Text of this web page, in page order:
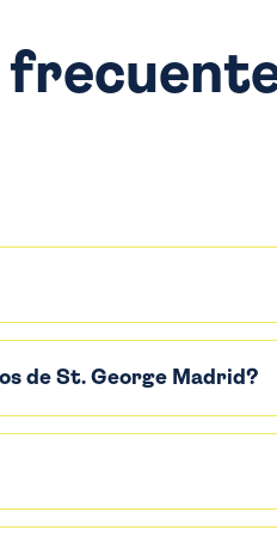
de St. George Madrid?